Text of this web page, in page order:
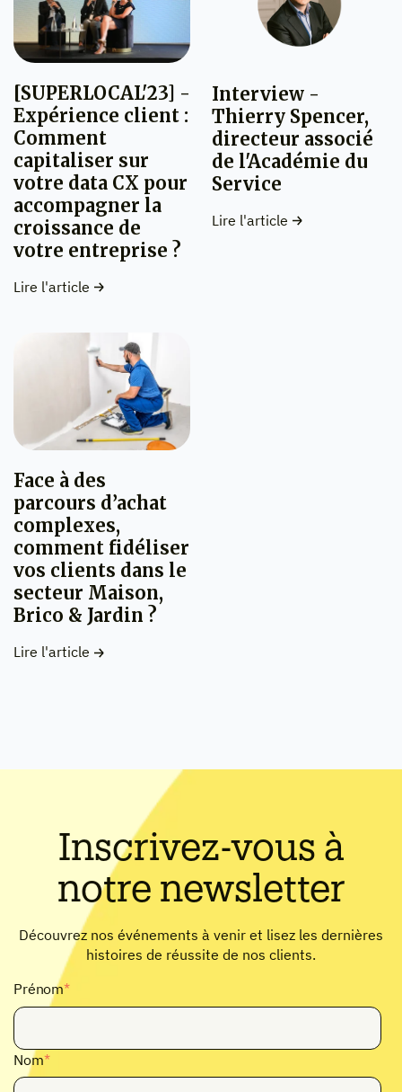
[SUPERLOCAL'23] -
Expérience client :
Comment
capitaliser sur
votre data CX pour
accompagner la
croissance de
votre entreprise ?
Lire l'article
Interview -
Thierry Spencer,
directeur associé
de l'Académie du
Service
Lire l'article
Face à des
parcours d’achat
complexes,
comment fidéliser
vos clients dans le
secteur Maison,
Brico & Jardin ?
Lire l'article
Inscrivez-vous à
notre newsletter
Découvrez nos événements à venir et lisez les dernières
histoires de réussite de nos clients.
Prénom*
Nom*